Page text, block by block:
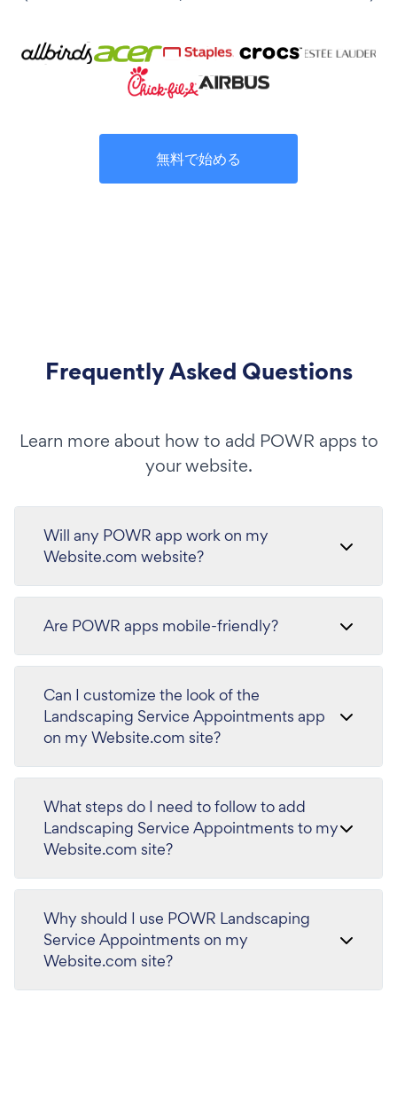
無料で始める
Frequently Asked Questions
Learn more about how to add POWR apps to
your website.
Will any POWR app work on my
Website.com website?
Are POWR apps mobile-friendly?
Can I customize the look of the
Landscaping Service Appointments app
on my Website.com site?
What steps do I need to follow to add
Landscaping Service Appointments to my
Website.com site?
Why should I use POWR Landscaping
Service Appointments on my
Website.com site?